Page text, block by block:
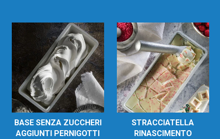
BASE SENZA ZUCCHERI
AGGIUNTI PERNIGOTTI
STRACCIATELLA
RINASCIMENTO